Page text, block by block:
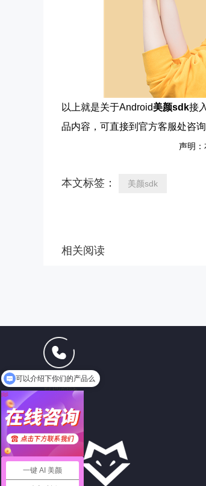
以上就是关于Android美颜sdk接
品内容，可直接到官方客服处咨询
声明：
本文标签： 美颜sdk
相关阅读
13165102621
咨询热线
一键 AI 美颜
可以介绍下你们的产品么